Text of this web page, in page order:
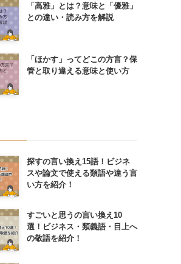
「高雅」とは？意味と「優雅」
との違い・読み方を解説
「ほかす」ってどこの方言？保
管と取り違える意味と使い方
探すの言い換え15語！ビジネ
スや論文で使える類語や違う言
い方を紹介！
すごいと思うの言い換え10
選！ビジネス・類義語・目上へ
の敬語を紹介！